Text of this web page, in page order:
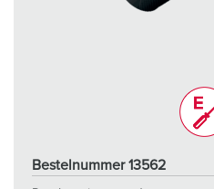
Bestelnummer 13562